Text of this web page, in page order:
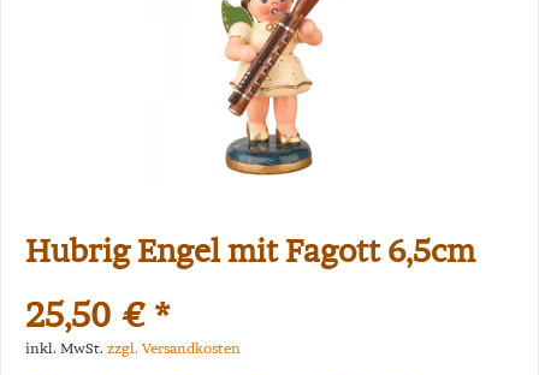
Hubrig Engel mit Fagott 6,5cm
25,50 € *
inkl. MwSt. zzgl. Versandkosten